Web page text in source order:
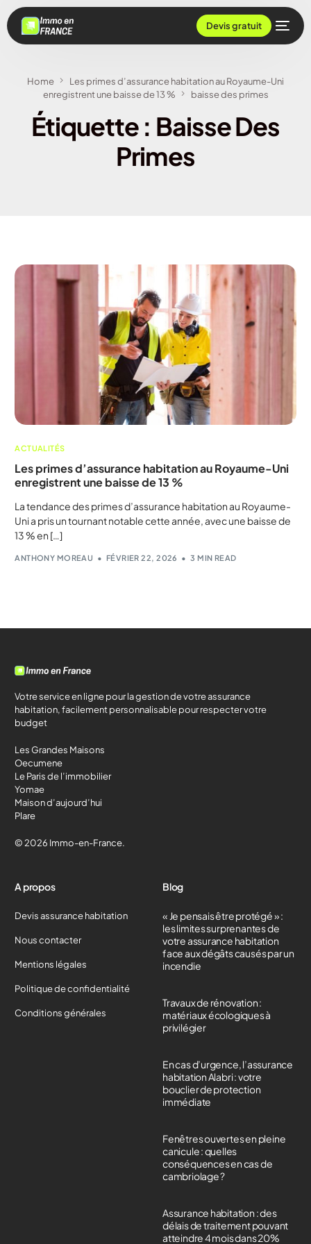
Devis gratuit
Home
Les primes d’assurance habitation au Royaume-Uni
enregistrent une baisse de 13 %
baisse des primes
Étiquette : Baisse Des
Primes
ACTUALITÉS
Les primes d’assurance habitation au Royaume-Uni
enregistrent une baisse de 13 %
La tendance des primes d’assurance habitation au Royaume-
Uni a pris un tournant notable cette année, avec une baisse de
13 % en […]
ANTHONY MOREAU FÉVRIER 22, 2026 3 MIN READ
Votre service en ligne pour la gestion de votre assurance
habitation, facilement personnalisable pour respecter votre
budget
Les Grandes Maisons
Oecumene
Le Paris de l’immobilier
Yomae
Maison d’aujourd’hui
Plare
© 2026 Immo-en-France.
A propos
Devis assurance habitation
Nous contacter
Mentions légales
Politique de confidentialité
Conditions générales
Blog
« Je pensais être protégé » :
les limites surprenantes de
votre assurance habitation
face aux dégâts causés par un
incendie
Travaux de rénovation :
matériaux écologiques à
privilégier
En cas d’urgence, l’assurance
habitation Alabri : votre
bouclier de protection
immédiate
Fenêtres ouvertes en pleine
canicule : quelles
conséquences en cas de
cambriolage ?
Assurance habitation : des
délais de traitement pouvant
atteindre 4 mois dans 20%